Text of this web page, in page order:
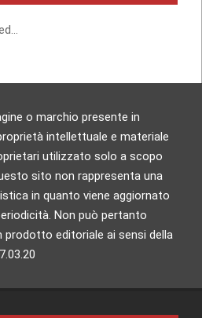
o marchio presente in
intellettuale e materiale
utilizzato solo a scopo
sito non rappresenta una
in quanto viene aggiornato
Non può pertanto
prodotto editoriale ai sensi della